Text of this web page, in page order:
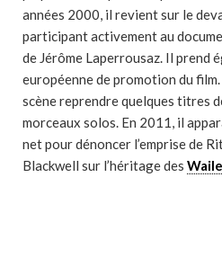
années 2000, il revient sur le
participant activement au
de Jérôme Laperrousaz. Il prend
européenne de promotion du film.
scène reprendre quelques titres
morceaux solos. En 2011, il
net pour dénoncer l’emprise de
Blackwell sur l’héritage des